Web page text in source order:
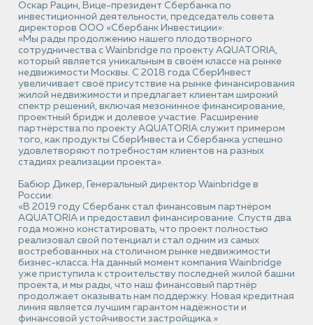
Оскар Рацин, Вице-президент Сбербанка по
инвестиционной деятельности, председатель совета
директоров ООО «Сбербанк Инвестиции»:
«Мы рады продолжению нашего плодотворного
сотрудничества с Wainbridge по проекту AQUATORIA,
который является уникальным в своём классе на рынке
недвижимости Москвы. С 2018 года СберИнвест
увеличивает своё присутствие на рынке финансирования
жилой недвижимости и предлагает клиентам широкий
спектр решений, включая мезонинное финансирование,
проектный бридж и долевое участие. Расширение
партнёрства по проекту AQUATORIA служит примером
того, как продукты СберИнвеста и Сбербанка успешно
удовлетворяют потребностям клиентов на разных
стадиях реализации проекта».
Бабюр Дикер, Генеральный директор Wainbridge в
России:
«В 2019 году Сбербанк стал финансовым партнёром
AQUATORIA и предоставил финансирование. Спустя два
года можно констатировать, что проект полностью
реализовал свой потенциал и стал одним из самых
востребованных на столичном рынке недвижимости
бизнес-класса. На данный момент компания Wainbridge
уже приступила к строительству последней жилой башни
проекта, и мы рады, что наш финансовый партнёр
продолжает оказывать нам поддержку. Новая кредитная
линия является лучшим гарантом надёжности и
финансовой устойчивости застройщика.»